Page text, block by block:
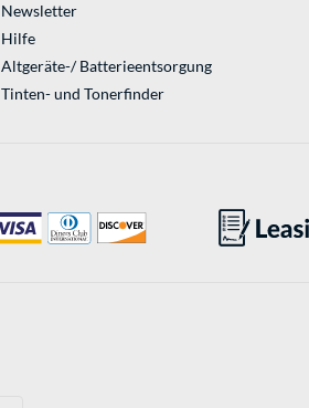
Newsletter
Hilfe
Altgeräte-/ Batterieentsorgung
Tinten- und Tonerfinder